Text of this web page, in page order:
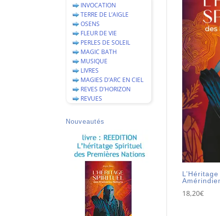
18,20€
INVOCATION
TERRE DE L’AIGLE
OSENS
FLEUR DE VIE
PERLES DE SOLEIL
MAGIC BATH
MUSIQUE
LIVRES
MAGIES D’ARC EN CIEL
REVES D’HORIZON
REVUES
Nouveautés